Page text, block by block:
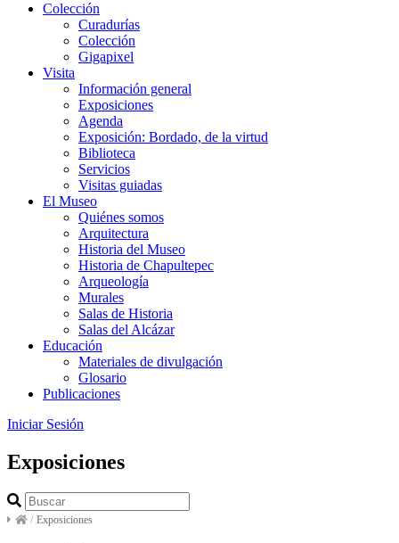
Colección
Curadurías
Colección
Gigapixel
Visita
Información general
Exposiciones
Agenda
Exposición: Bordado, de la virtud
Biblioteca
Servicios
Visitas guiadas
El Museo
Quiénes somos
Arquitectura
Historia del Museo
Historia de Chapultepec
Arqueología
Murales
Salas de Historia
Salas del Alcázar
Educación
Materiales de divulgación
Glosario
Publicaciones
Iniciar Sesión
Exposiciones
/ Exposiciones